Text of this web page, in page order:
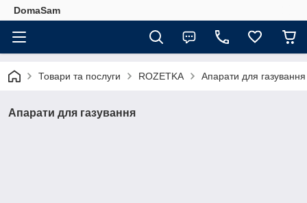
DomaSam
Товари та послуги ROZETKA Апарати для газування
Апарати для газування